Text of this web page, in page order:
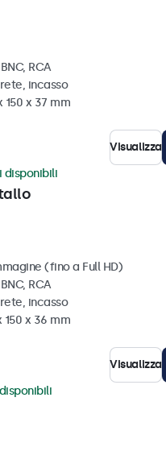
RCA
incasso
150 x 37 mm
Visualizza
disponibili
(fino a Full HD)
RCA
incasso
150 x 36 mm
Visualizza